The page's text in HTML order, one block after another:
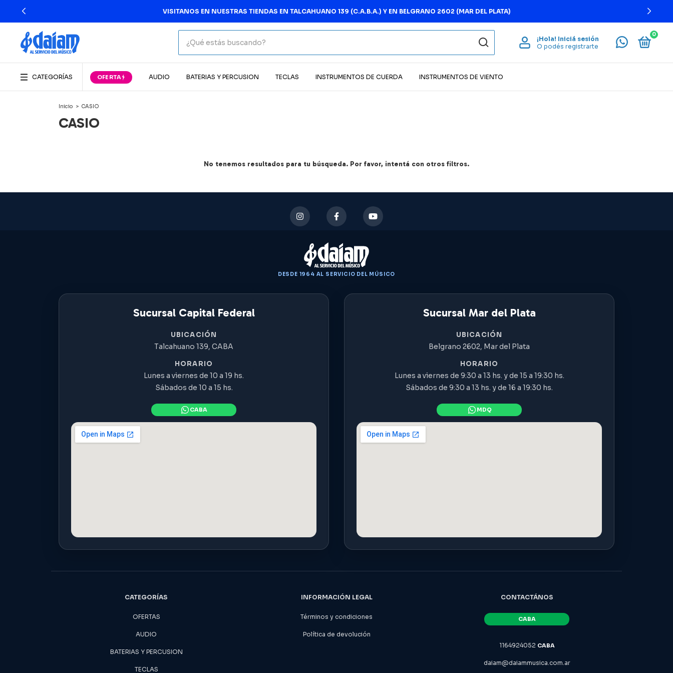
VISITANOS EN NUESTRAS TIENDAS EN TALCAHUANO 139 (C.A.B.A.) Y EN BELGRANO 2602 (MAR DEL PLATA)
¡Hola! Iniciá sesión
O podés registrarte
0
CATEGORÍAS AUDIO BATERIAS Y PERCUSION TECLAS INSTRUMENTOS DE CUERDA INSTRUMENTOS DE VIENTO
Inicio > CASIO
CASIO
No tenemos resultados para tu búsqueda. Por favor, intentá con otros filtros.
DESDE 1964 AL SERVICIO DEL MÚSICO
Sucursal Capital Federal
UBICACIÓN
Talcahuano 139, CABA
HORARIO
Lunes a viernes de 10 a 19 hs.
Sábados de 10 a 15 hs.
Sucursal Mar del Plata
UBICACIÓN
Belgrano 2602, Mar del Plata
HORARIO
Lunes a viernes de 9:30 a 13 hs. y de 15 a 19:30 hs.
Sábados de 9:30 a 13 hs. y de 16 a 19:30 hs.
CATEGORÍAS
OFERTAS
AUDIO
BATERIAS Y PERCUSION
TECLAS
INFORMACIÓN LEGAL
Términos y condiciones
Política de devolución
CONTACTÁNOS
1164924052
daiam@daiammusica.com.ar